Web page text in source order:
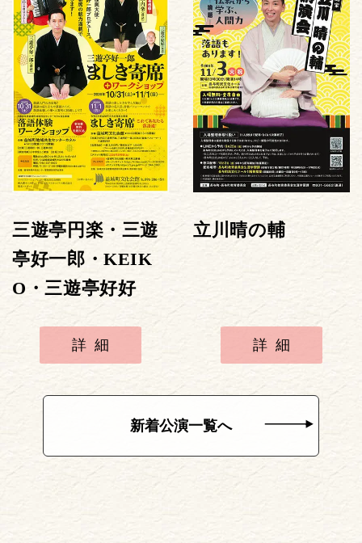
三遊亭円楽・三遊
亭好一郎・KEIK
O・三遊亭好好
詳細
立川晴の輔
詳細
新着公演一覧へ